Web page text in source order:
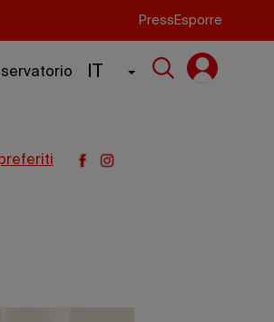
Press Esporre
IT